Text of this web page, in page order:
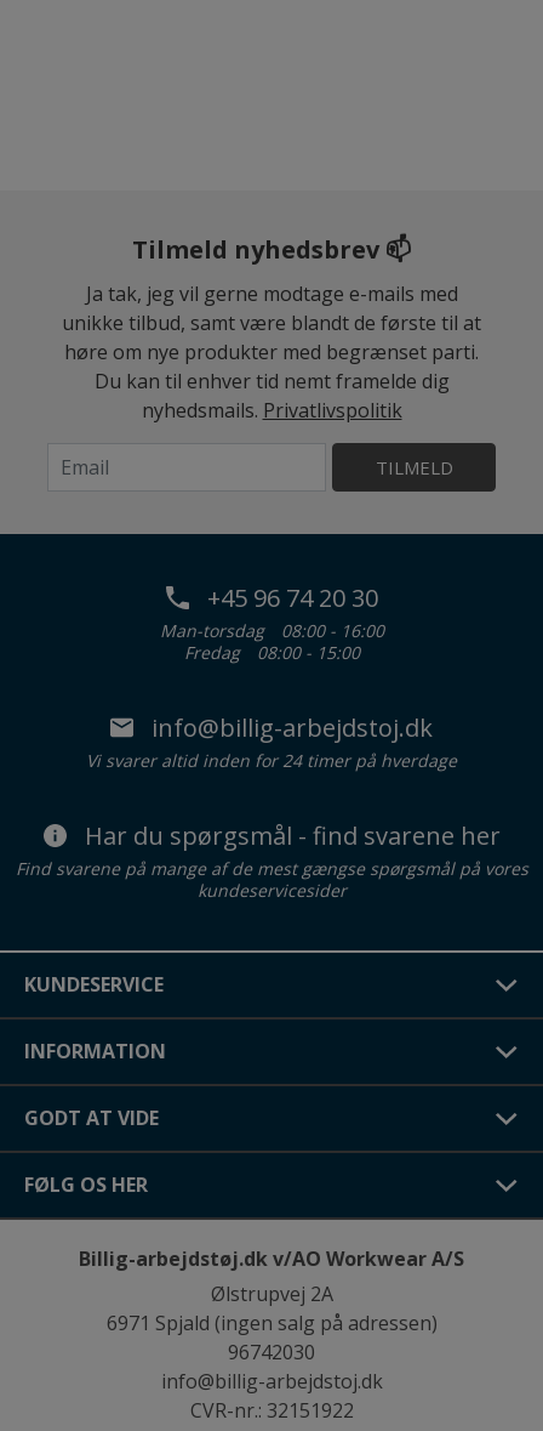
Tilmeld nyhedsbrev 📫
Ja tak, jeg vil gerne modtage e-mails med
unikke tilbud, samt være blandt de første til at
høre om nye produkter med begrænset parti.
Du kan til enhver tid nemt framelde dig
nyhedsmails. Privatlivspolitik
TILMELD
+45 96 74 20 30
Man-torsdag
08:00 - 16:00
Fredag
08:00 - 15:00
info@billig-arbejdstoj.dk
Vi svarer altid inden for 24 timer på hverdage
Har du spørgsmål - find svarene her
Find svarene på mange af de mest gængse spørgsmål på vores
kundeservicesider
KUNDESERVICE
INFORMATION
GODT AT VIDE
FØLG OS HER
Billig-arbejdstøj.dk v/AO Workwear A/S
Ølstrupvej 2A
6971 Spjald (ingen salg på adressen)
96742030
info@billig-arbejdstoj.dk
CVR-nr.: 32151922